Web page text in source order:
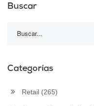
Buscar
Categorías
Retail (265)